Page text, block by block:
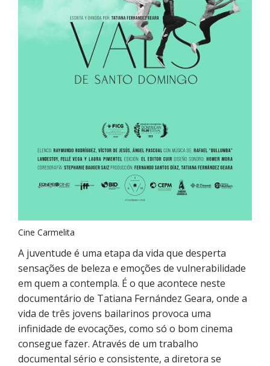
Cine Carmelita
A juventude é uma etapa da vida que desperta
sensações de beleza e emoções de vulnerabilidade
em quem a contempla. É o que acontece neste
documentário de Tatiana Fernández Geara, onde a
vida de três jovens bailarinos provoca uma
infinidade de evocações, como só o bom cinema
consegue fazer. Através de um trabalho
documental sério e consistente, a diretora se